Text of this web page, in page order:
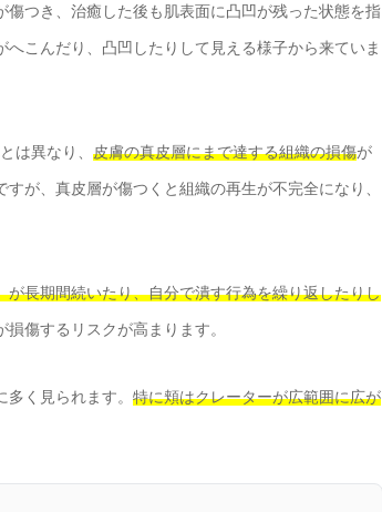
つき、治癒した後も肌表面に凸凹が残った状態を指
こんだり、凸凹したりして見える様子から来ていま
は異なり、 皮膚の真皮層にまで達する組織の損傷が
が、真皮層が傷つくと組織の再生が不完全になり、
長期間続いたり、自分で潰す行為を繰り返したりし
傷するリスクが高まります。
く見られます。 特に頬はクレーターが広範囲に広が